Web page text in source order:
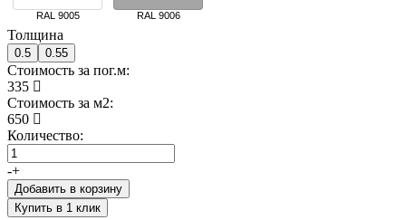
RAL 9005 RAL 9006
Толщина
0.5 0.55
Стоимость за пог.м:
335
Стоимость за м2:
650
Количество:
-+
Добавить в корзину